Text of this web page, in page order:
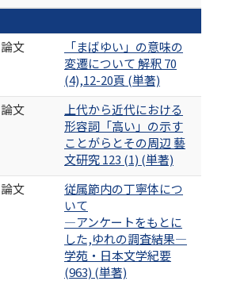
論文
「まばゆい」の意味の
変遷について 解釈 70
(4),12-20頁 (単著)
論文
上代から近代における
形容詞「高い」の示す
ことがらとその周辺 藝
文研究 123 (1) (単著)
論文
従属節内の丁寧体につ
いて
―アンケートをもとに
した,ゆれの調査結果―
学苑・日本文学紀要
(963) (単著)